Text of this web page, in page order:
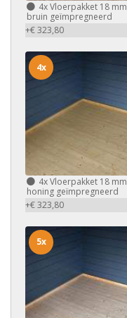
4xVloerpakket 18 mm
bruin geïmpregneerd
+€ 323,80
4xVloerpakket 18 mm
honing geïmpregneerd
+€ 323,80
4x
5x